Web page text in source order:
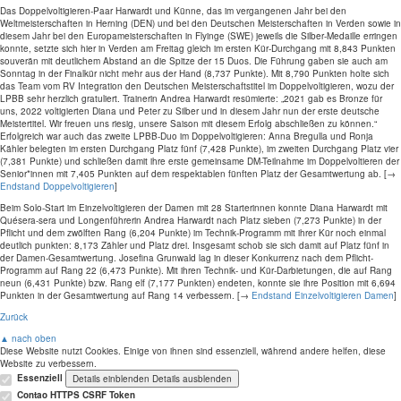
Das Doppelvoltigieren-Paar Harwardt und Künne, das im vergangenen Jahr bei den
Weltmeisterschaften in Herning (DEN) und bei den Deutschen Meisterschaften in Verden sowie in
diesem Jahr bei den Europameisterschaften in Flyinge (SWE) jeweils die Silber-Medaille erringen
konnte, setzte sich hier in Verden am Freitag gleich im ersten Kür-Durchgang mit 8,843 Punkten
souverän mit deutlichem Abstand an die Spitze der 15 Duos. Die Führung gaben sie auch am
Sonntag in der Finalkür nicht mehr aus der Hand (8,737 Punkte). Mit 8,790 Punkten holte sich
das Team vom RV Integration den Deutschen Meisterschaftstitel im Doppelvoltigieren, wozu der
LPBB sehr herzlich gratuliert. Trainerin Andrea Harwardt resümierte: „2021 gab es Bronze für
uns, 2022 voltigierten Diana und Peter zu Silber und in diesem Jahr nun der erste deutsche
Meistertitel. Wir freuen uns riesig, unsere Saison mit diesem Erfolg abschließen zu können.“
Erfolgreich war auch das zweite LPBB-Duo im Doppelvoltigieren: Anna Bregulla und Ronja
Kähler belegten im ersten Durchgang Platz fünf (7,428 Punkte), im zweiten Durchgang Platz vier
(7,381 Punkte) und schließen damit ihre erste gemeinsame DM-Teilnahme im Doppelvoltieren der
Senior*innen mit 7,405 Punkten auf dem respektablen fünften Platz der Gesamtwertung ab. [→
Endstand Doppelvoltigieren]
Beim Solo-Start im Einzelvoltigieren der Damen mit 28 Starterinnen konnte Diana Harwardt mit
Quésera-sera und Longenführerin Andrea Harwardt nach Platz sieben (7,273 Punkte) in der
Pflicht und dem zwölften Rang (6,204 Punkte) im Technik-Programm mit ihrer Kür noch einmal
deutlich punkten: 8,173 Zähler und Platz drei. Insgesamt schob sie sich damit auf Platz fünf in
der Damen-Gesamtwertung. Josefina Grunwald lag in dieser Konkurrenz nach dem Pflicht-
Programm auf Rang 22 (6,473 Punkte). Mit ihren Technik- und Kür-Darbietungen, die auf Rang
neun (6,431 Punkte) bzw. Rang elf (7,177 Punkten) endeten, konnte sie ihre Position mit 6,694
Punkten in der Gesamtwertung auf Rang 14 verbessern. [→ Endstand Einzelvoltigieren Damen]
Zurück
▲ nach oben
Diese Website nutzt Cookies. Einige von ihnen sind essenziell, während andere helfen, diese
Website zu verbessern.
Essenziell
Details einblenden Details ausblenden
Contao HTTPS CSRF Token